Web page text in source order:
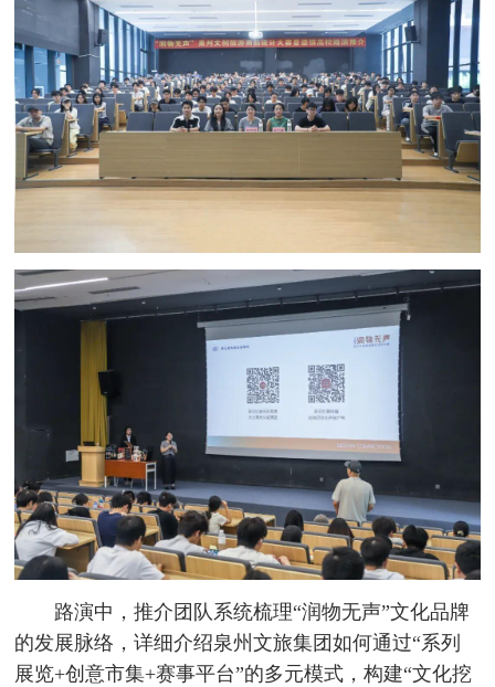
路演中，推介团队系统梳理“润物无声”文化品牌
的发展脉络，详细介绍泉州文旅集团如何通过“系列
展览+创意市集+赛事平台”的多元模式，构建“文化挖